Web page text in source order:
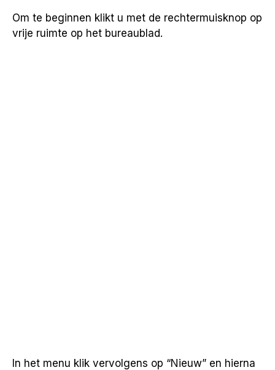
Om te beginnen klikt u met de rechtermuisknop op
vrije ruimte op het bureaublad.
In het menu klik vervolgens op “Nieuw” en hierna